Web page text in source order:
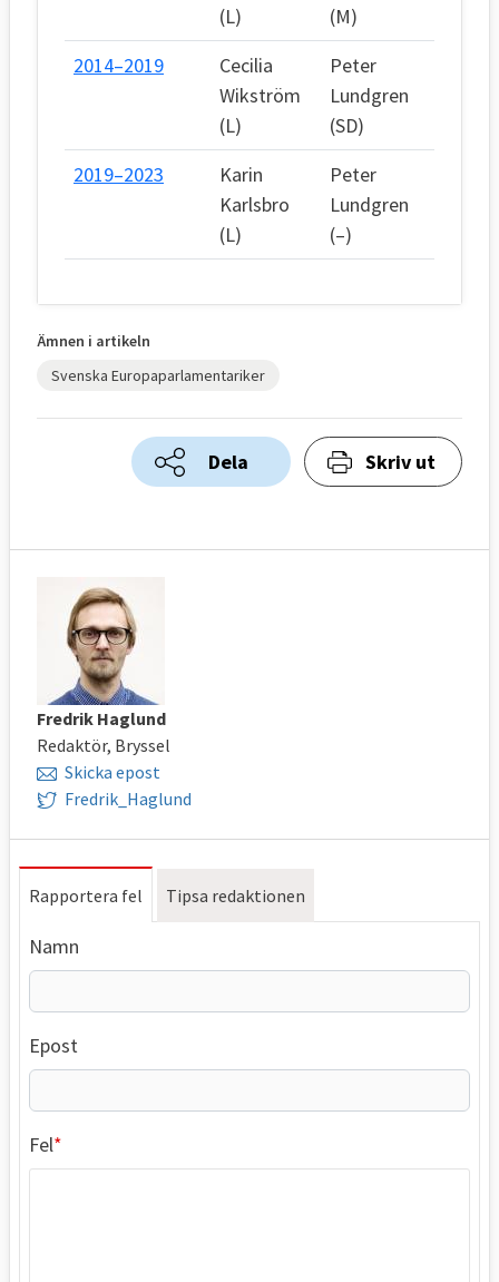
(L)
(M)
2014–2019
Cecilia
Wikström
(L)
Peter
Lundgren
(SD)
2019–2023
Karin
Karlsbro
(L)
Peter
Lundgren
(–)
Ämnen i artikeln
Svenska Europaparlamentariker
Dela Skriv ut
Fredrik Haglund
Redaktör, Bryssel
Skicka epost
Fredrik_Haglund
Rapportera fel Tipsa redaktionen
Namn
Epost
Fel